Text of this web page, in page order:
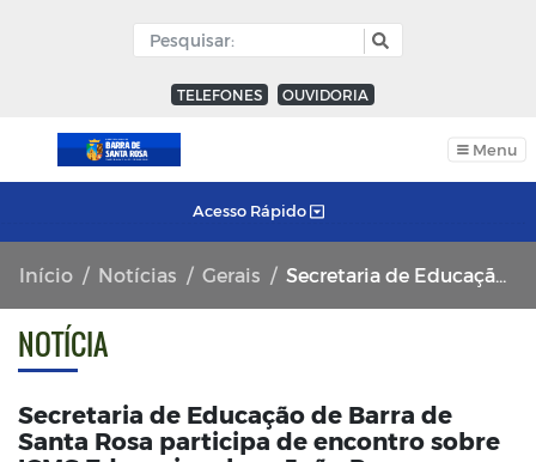
TELEFONES OUVIDORIA
Menu
Acesso Rápido
Início Notícias Gerais Secretaria de Educação de Barra de Santa Rosa participa de encontro sobre ICMS Educacional em João Pessoa
NOTÍCIA
Secretaria de Educação de Barra de
Santa Rosa participa de encontro sobre